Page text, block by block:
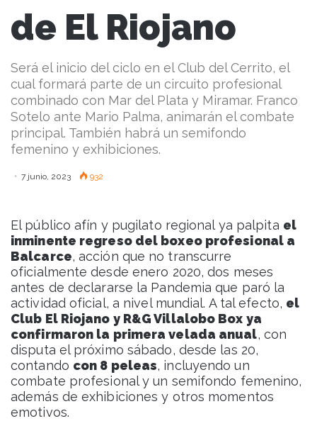
de El Riojano
Será el inicio del ciclo en el Club del Cerrito, el
cual formará parte de un circuito profesional
combinado con Mar del Plata y Miramar. Franco
Sotelo ante Mario Palma, animarán el combate
principal. También habrá un semifondo
femenino y exhibiciones.
7 junio, 2023 932
El público afín y pugilato regional ya palpita el
inminente regreso del boxeo profesional a
Balcarce, acción que no transcurre
oficialmente desde enero 2020, dos meses
antes de declararse la Pandemia que paró la
actividad oficial, a nivel mundial. A tal efecto, el
Club El Riojano y R&G Villalobo Box ya
confirmaron la primera velada anual, con
disputa el próximo sábado, desde las 20,
contando con 8 peleas, incluyendo un
combate profesional y un semifondo femenino,
además de exhibiciones y otros momentos
emotivos.